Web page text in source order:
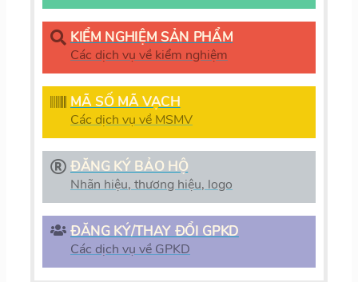
KIỂM NGHIỆM SẢN PHẨM
Các dịch vụ về kiểm nghiệm
MÃ SỐ MÃ VẠCH
Các dịch vụ về MSMV
ĐĂNG KÝ BẢO HỘ
Nhãn hiệu, thương hiệu, logo
ĐĂNG KÝ/THAY ĐỔI GPKD
Các dịch vụ về GPKD